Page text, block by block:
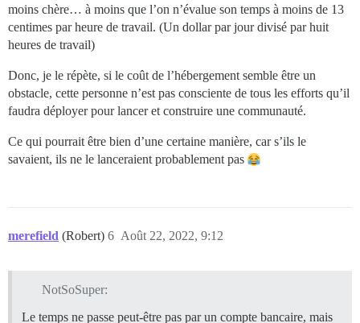
moins chère… à moins que l’on n’évalue son temps à moins de 13
centimes par heure de travail. (Un dollar par jour divisé par huit
heures de travail)
Donc, je le répète, si le coût de l’hébergement semble être un
obstacle, cette personne n’est pas consciente de tous les efforts qu’il
faudra déployer pour lancer et construire une communauté.
Ce qui pourrait être bien d’une certaine manière, car s’ils le
savaient, ils ne le lanceraient probablement pas
merefield (Robert) Août 22, 2022, 9:12
6
NotSoSuper:
Le temps ne passe peut-être pas par un compte bancaire, mais